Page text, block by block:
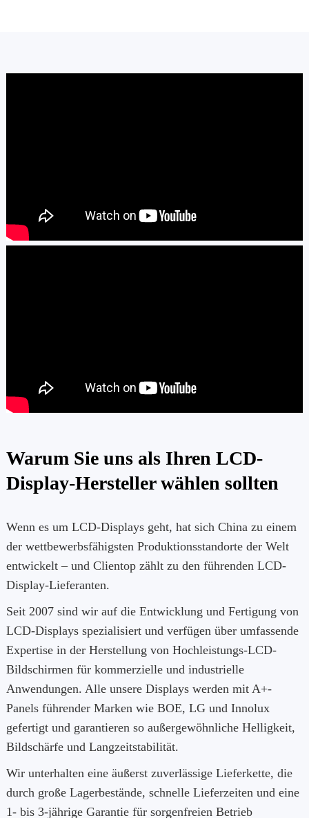
Warum Sie uns als Ihren LCD-
Display-Hersteller wählen sollten
Wenn es um LCD-Displays geht, hat sich China zu einem
der wettbewerbsfähigsten Produktionsstandorte der Welt
entwickelt – und Clientop zählt zu den führenden LCD-
Display-Lieferanten.
Seit 2007 sind wir auf die Entwicklung und Fertigung von
LCD-Displays spezialisiert und verfügen über umfassende
Expertise in der Herstellung von Hochleistungs-LCD-
Bildschirmen für kommerzielle und industrielle
Anwendungen. Alle unsere Displays werden mit A+-
Panels führender Marken wie BOE, LG und Innolux
gefertigt und garantieren so außergewöhnliche Helligkeit,
Bildschärfe und Langzeitstabilität.
Wir unterhalten eine äußerst zuverlässige Lieferkette, die
durch große Lagerbestände, schnelle Lieferzeiten und eine
1- bis 3-jährige Garantie für sorgenfreien Betrieb